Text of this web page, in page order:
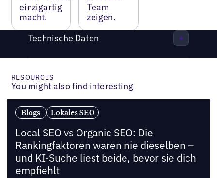
einzigartig
macht.
Team
zeigen.
Technische Daten
RESOURCES
You might also find interesting
Blogs Lokales SEO
Local SEO vs Organic SEO: Die
Rankingfaktoren waren nie dieselben –
und KI-Suche liest beide, bevor sie dich
empfiehlt